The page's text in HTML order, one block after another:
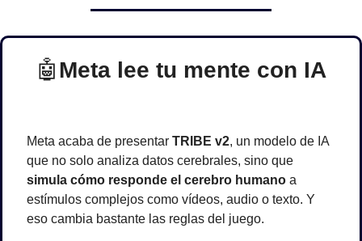
🤖Meta lee tu mente con IA
Meta acaba de presentar TRIBE v2, un modelo de IA
simula cómo responde el cerebro humano a
estímulos complejos como vídeos, audio o texto. Y
eso cambia bastante las reglas del juego.